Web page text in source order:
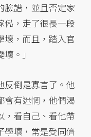
臉譜，並且否定家
俬，走了很長一段
壞，而且，踏入官
。」
反倒是寡言了。他
會有迷惘，他們渴
，看自己、看他帶
學壞，常是受同儕